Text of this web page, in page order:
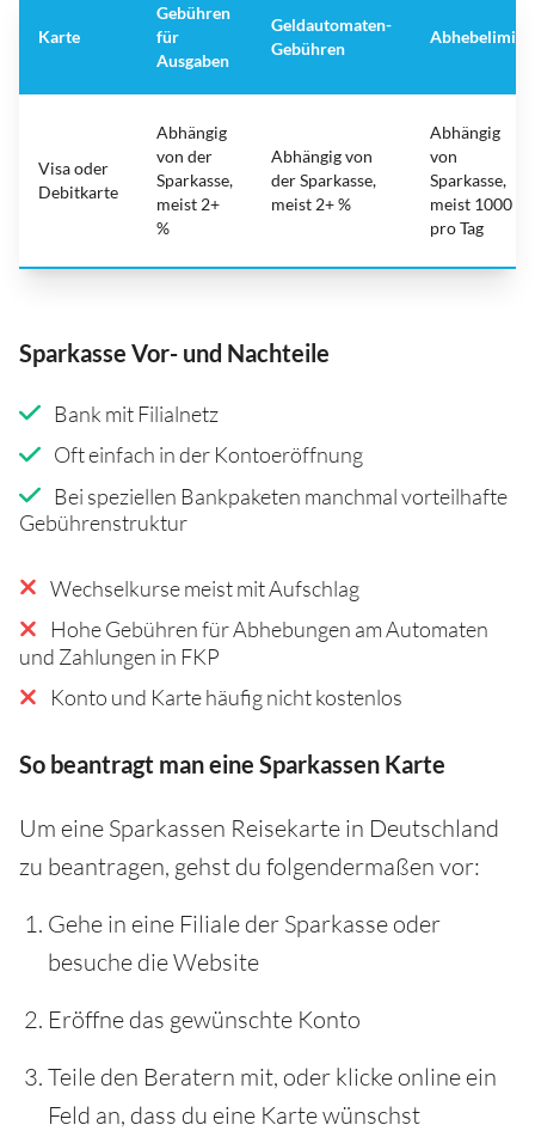
Karte
Gebühren
für
Ausgaben
Geldautomaten-
Gebühren
Abhebelimit
Visa oder
Debitkarte
Abhängig
von der
Sparkasse,
meist 2+
%
Abhängig von
der Sparkasse,
meist 2+ %
Abhängig
von
Sparkasse,
meist 1000
pro Tag
Sparkasse Vor- und Nachteile
Bank mit Filialnetz
Oft einfach in der Kontoeröffnung
Bei speziellen Bankpaketen manchmal vorteilhafte
Gebührenstruktur
Wechselkurse meist mit Aufschlag
Hohe Gebühren für Abhebungen am Automaten
und Zahlungen in FKP
Konto und Karte häufig nicht kostenlos
So beantragt man eine Sparkassen Karte
Um eine Sparkassen Reisekarte in Deutschland
zu beantragen, gehst du folgendermaßen vor:
Gehe in eine Filiale der Sparkasse oder
besuche die Website
Eröffne das gewünschte Konto
Teile den Beratern mit, oder klicke online ein
Feld an, dass du eine Karte wünschst